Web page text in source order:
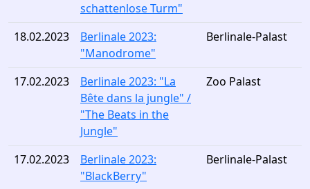
schattenlose Turm"
18.02.2023
Berlinale 2023:
"Manodrome"
Berlinale-Palast
17.02.2023
Berlinale 2023: "La
Bête dans la jungle" /
"The Beats in the
Jungle"
Zoo Palast
17.02.2023
Berlinale 2023:
"BlackBerry"
Berlinale-Palast